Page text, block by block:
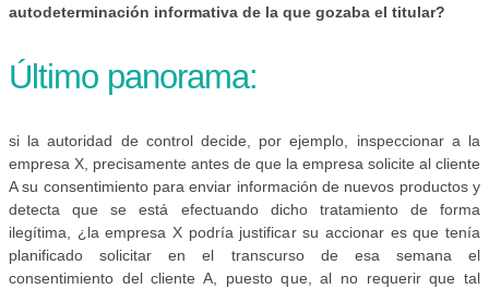
autodeterminación informativa de la que gozaba el titular?
Último panorama:
si la autoridad de control decide, por ejemplo, inspeccionar a la
empresa X, precisamente antes de que la empresa solicite al cliente
A su consentimiento para enviar información de nuevos productos y
detecta que se está efectuando dicho tratamiento de forma
ilegítima, ¿la empresa X podría justificar su accionar es que tenía
planificado solicitar en el transcurso de esa semana el
consentimiento del cliente A, puesto que, al no requerir que tal